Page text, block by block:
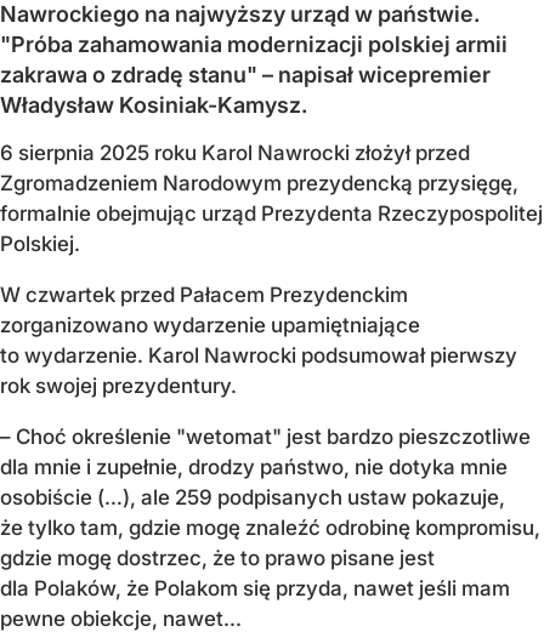
Nawrockiego na najwyższy urząd w państwie.
"Próba zahamowania modernizacji polskiej armii
zakrawa o zdradę stanu" – napisał wicepremier
Władysław Kosiniak-Kamysz.
6 sierpnia 2025 roku Karol Nawrocki złożył przed
Zgromadzeniem Narodowym prezydencką przysięgę,
formalnie obejmując urząd Prezydenta Rzeczypospolitej
Polskiej.
W czwartek przed Pałacem Prezydenckim
zorganizowano wydarzenie upamiętniające
to wydarzenie. Karol Nawrocki podsumował pierwszy
rok swojej prezydentury.
– Choć określenie "wetomat" jest bardzo pieszczotliwe
dla mnie i zupełnie, drodzy państwo, nie dotyka mnie
osobiście (…), ale 259 podpisanych ustaw pokazuje,
że tylko tam, gdzie mogę znaleźć odrobinę kompromisu,
gdzie mogę dostrzec, że to prawo pisane jest
dla Polaków, że Polakom się przyda, nawet jeśli mam
pewne obiekcje, nawet...